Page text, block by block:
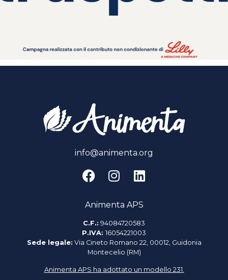
info@animenta.org
Animenta APS
C.F.: 94084720583
P.IVA: 16054221003
Sede legale: Via Cineto Romano 22, 00012, Guidonia
Montecelio (RM)
Animenta APS ha adottato un modello 231.